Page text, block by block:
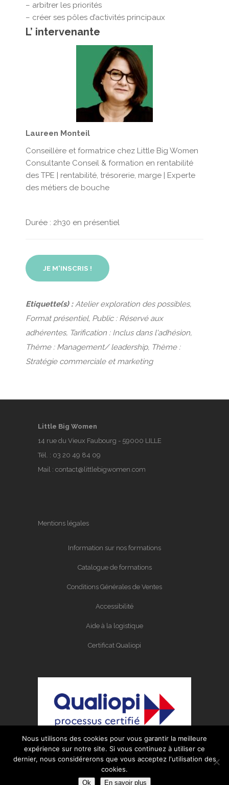
– arbitrer les priorités
– créer ses pôles d’activités principaux
L’ intervenante
Laureen Monteil
Conseillère et formatrice chez Little Big Women
Consultante Conseil & formation en rentabilité
des TPE | rentabilité, trésorerie, marge | Experte
des métiers de bouche
Durée : 2h30 en présentiel
JE M'INSCRIS !
Etiquette(s) :Atelier exploration des possibles,
Format présentiel, Public : Réservé aux
adhérentes, Tarification : Inclus dans l'adhésion,
Thème : Management/ leadership, Thème :
Stratégie commerciale et marketing
Little Big Women
14 rue du Vieux Faubourg - 59000 LILLE
Tél. : 03 20 49 84 09
Mail : contact@littlebigwomen.com
Mentions légales
Information sur nos formations
Catalogue de formations
Conditions Générales de Ventes
Accessibilité
Aide à la logistique
Certificat Qualiopi
Organisme certifié Qualiopi au titres des
Nous utilisons des cookies pour vous garantir la meilleure
expérience sur notre site. Si vous continuez à utiliser ce
dernier, nous considérerons que vous acceptez l'utilisation des
cookies.
Ok En savoir plus